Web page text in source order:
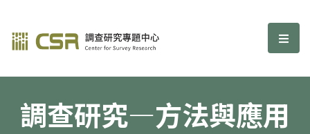
調查研究—方法與應用期刊 選
調查研究—方法與應用